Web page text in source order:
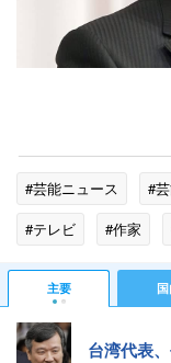
#芸能ニュース #
#テレビ
#作家
#生放送
#日本テ
主要
台湾代表